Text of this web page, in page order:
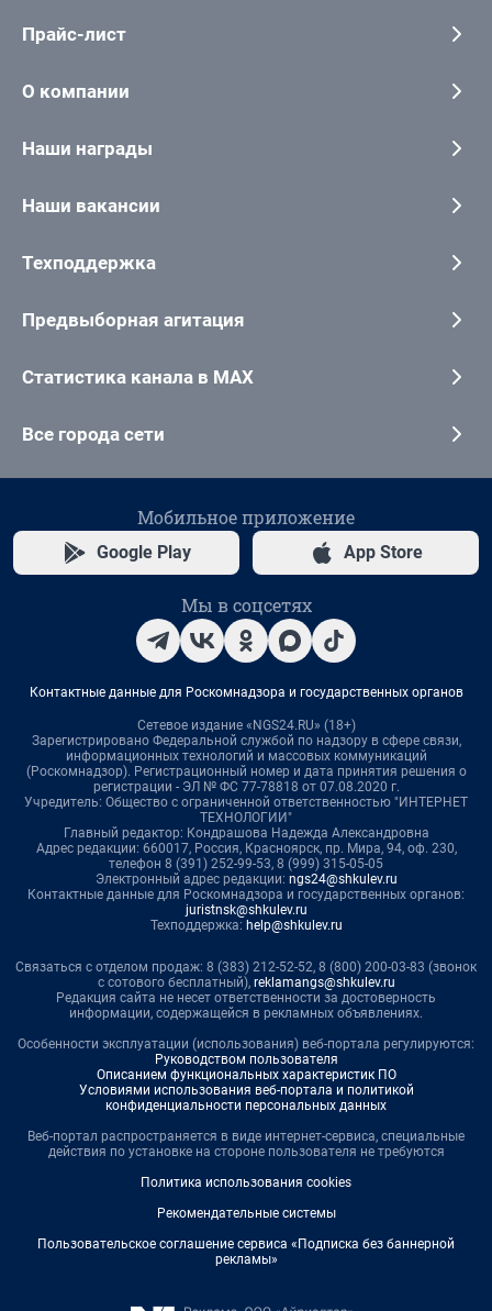
Прайс-лист
О компании
Наши награды
Наши вакансии
Техподдержка
Предвыборная агитация
Статистика канала в MAX
Все города сети
Мобильное приложение
Google Play App Store
Мы в соцсетях
Контактные данные для Роскомнадзора и государственных органов
Сетевое издание «NGS24.RU» (18+)
Зарегистрировано Федеральной службой по надзору в сфере связи,
информационных технологий и массовых коммуникаций
(Роскомнадзор). Регистрационный номер и дата принятия решения о
регистрации - ЭЛ № ФС 77-78818 от 07.08.2020 г.
Учредитель: Общество с ограниченной ответственностью "ИНТЕРНЕТ
ТЕХНОЛОГИИ"
Главный редактор: Кондрашова Надежда Александровна
Адрес редакции: 660017, Россия, Красноярск, пр. Мира, 94, оф. 230,
телефон 8 (391) 252-99-53, 8 (999) 315-05-05
Электронный адрес редакции: ngs24@shkulev.ru
Контактные данные для Роскомнадзора и государственных органов:
juristnsk@shkulev.ru
Техподдержка: help@shkulev.ru
Связаться с отделом продаж: 8 (383) 212-52-52, 8 (800) 200-03-83 (звонок
с сотового бесплатный), reklamangs@shkulev.ru
Редакция сайта не несет ответственности за достоверность
информации, содержащейся в рекламных объявлениях.
Особенности эксплуатации (использования) веб-портала регулируются:
Руководством пользователя
Описанием функциональных характеристик ПО
Условиями использования веб-портала и политикой
конфиденциальности персональных данных
Веб-портал распространяется в виде интернет-сервиса, специальные
действия по установке на стороне пользователя не требуются
Политика использования cookies
Рекомендательные системы
Пользовательское соглашение сервиса «Подписка без баннерной
рекламы»